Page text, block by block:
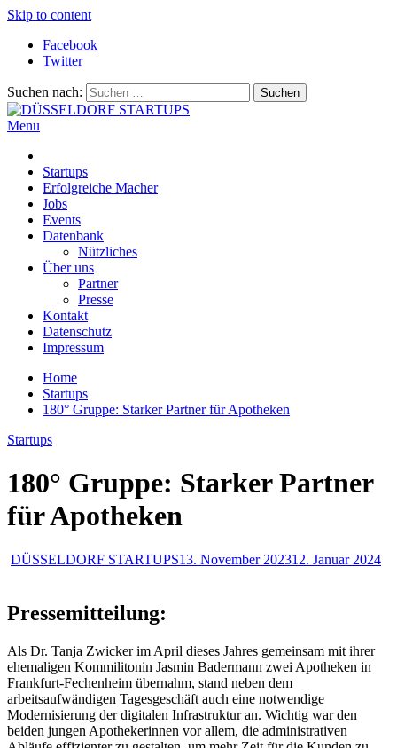
Skip to content
Facebook
Twitter
Suchen nach:
ganzen Rheinland
Menu
Startups
Erfolgreiche Macher
Jobs
Events
Datenbank
Nützliches
Über uns
Partner
Presse
Kontakt
Datenschutz
Impressum
Home
Startups
180° Gruppe: Starker Partner für Apotheken
Startups
180° Gruppe: Starker Partner
für Apotheken
DÜSSELDORF STARTUPS13. November 202312. Januar 2024
Pressemitteilung:
Als Dr. Tanja Zwicker im April dieses Jahres gemeinsam mit ihrer
ehemaligen Kommilitonin Jasmin Badermann zwei Apotheken in
Frankfurt-Fechenheim übernahm, stand neben dem
arbeitsaufwändigen Tagesgeschäft auch eine notwendige
Modernisierung der digitalen Infrastruktur an. Wichtig war den
beiden jungen Apothekerinnen vor allem, die administrativen